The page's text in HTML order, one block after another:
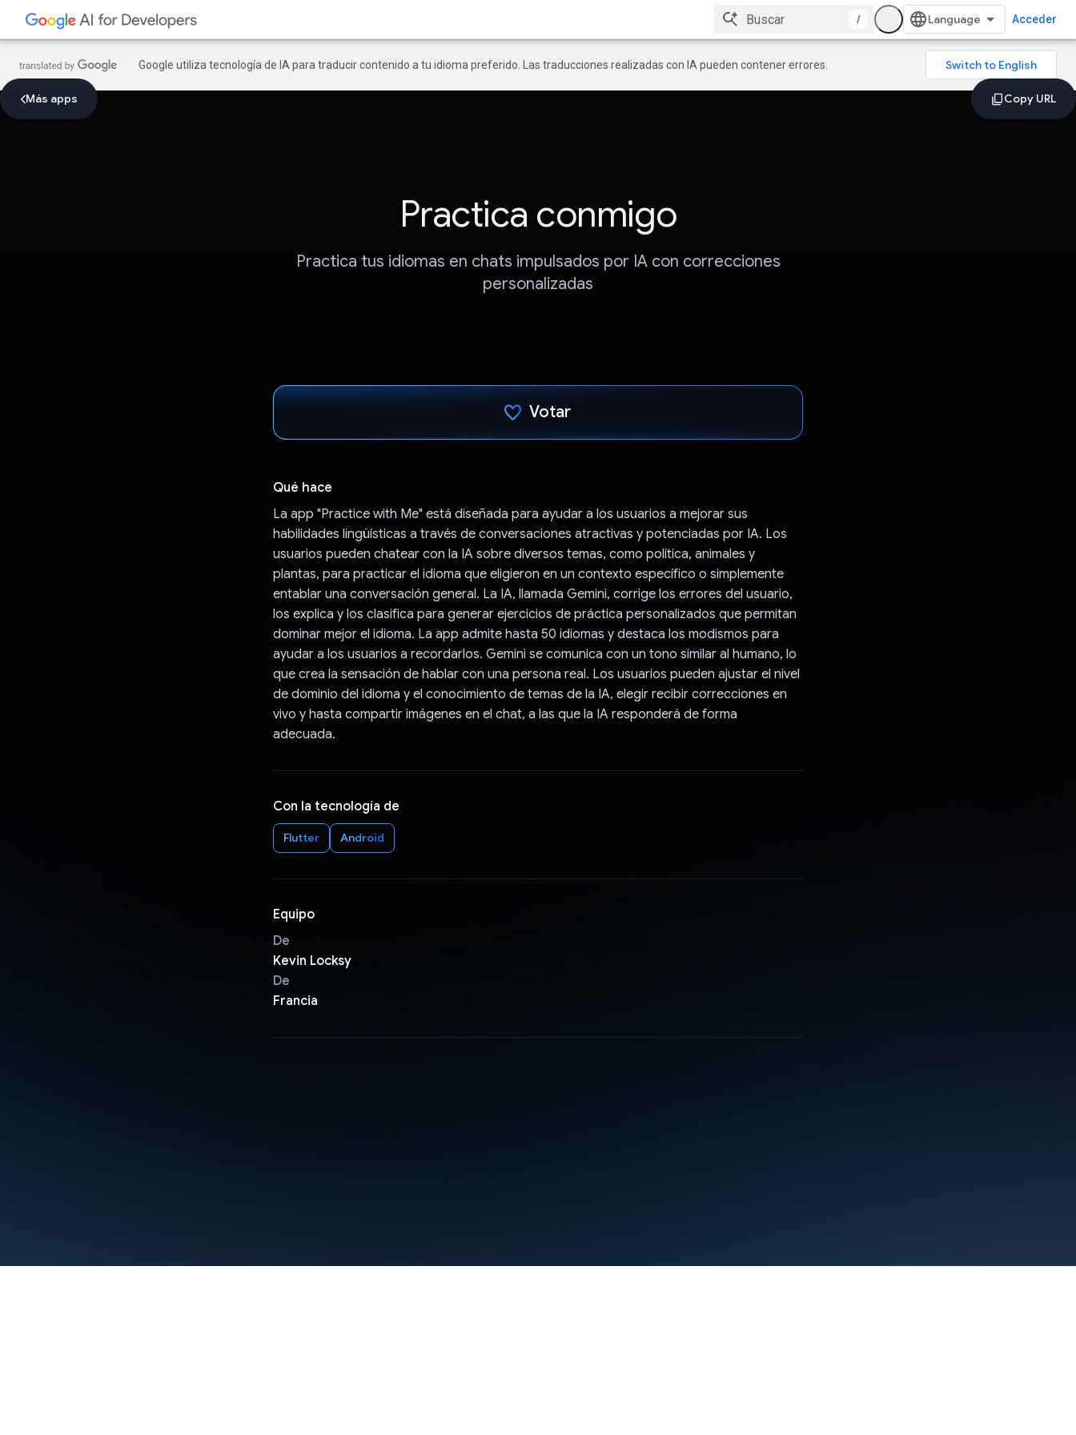
/ Acceder
Google utiliza tecnología de IA para traducir contenido a tu idioma preferido. Las traducciones realizadas con IA pueden contener errores.
Más apps
Practica conmigo
Practica tus idiomas en chats impulsados por IA con correcciones
personalizadas
Votar
Qué hace
La app "Practice with Me" está diseñada para ayudar a los usuarios a mejorar sus
habilidades lingüísticas a través de conversaciones atractivas y potenciadas por IA. Los
usuarios pueden chatear con la IA sobre diversos temas, como política, animales y
plantas, para practicar el idioma que eligieron en un contexto específico o simplemente
entablar una conversación general. La IA, llamada Gemini, corrige los errores del usuario,
los explica y los clasifica para generar ejercicios de práctica personalizados que permitan
dominar mejor el idioma. La app admite hasta 50 idiomas y destaca los modismos para
ayudar a los usuarios a recordarlos. Gemini se comunica con un tono similar al humano, lo
que crea la sensación de hablar con una persona real. Los usuarios pueden ajustar el nivel
de dominio del idioma y el conocimiento de temas de la IA, elegir recibir correcciones en
vivo y hasta compartir imágenes en el chat, a las que la IA responderá de forma
adecuada.
Con la tecnología de
Flutter Android
Equipo
De
Kevin Locksy
De
Francia